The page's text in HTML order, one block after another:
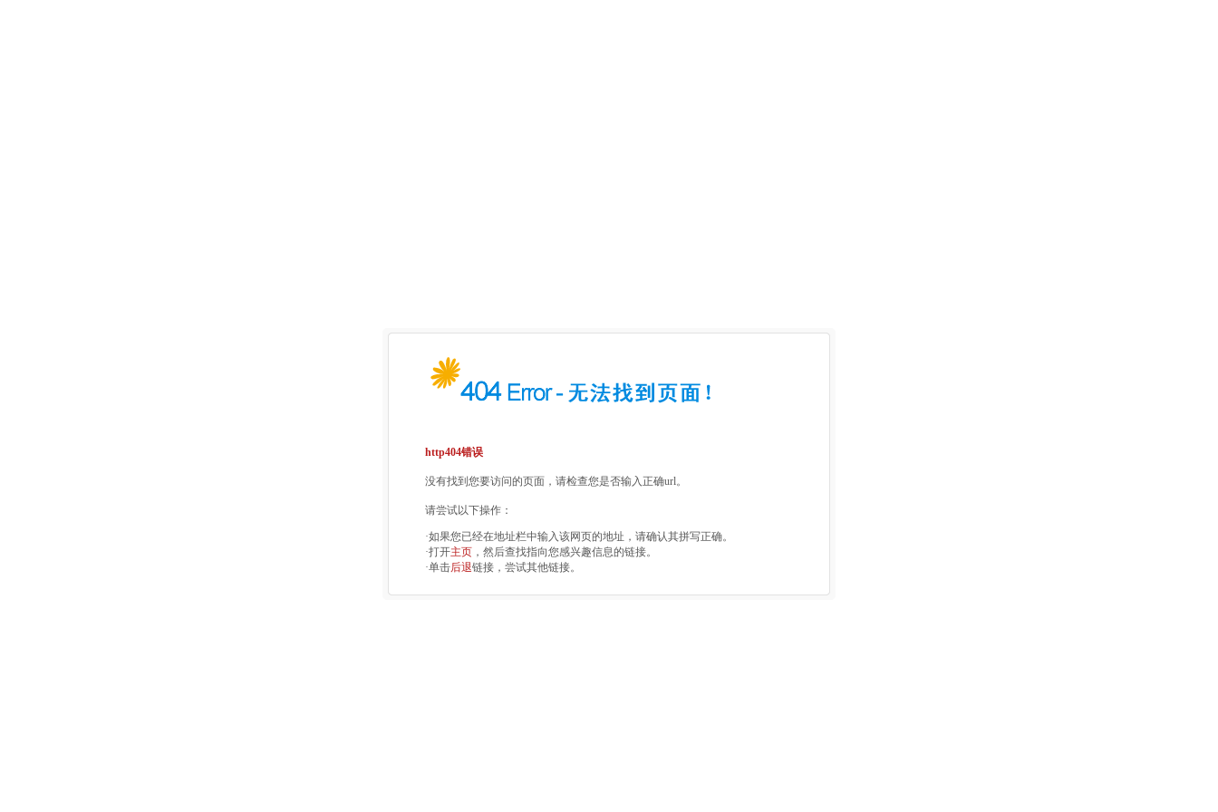
http404错误
没有找到您要访问的页面，请检查您是否输入正确url。
请尝试以下操作：
·如果您已经在地址栏中输入该网页的地址，请确认其拼写正确。
·打开主页 ，然后查找指向您感兴趣信息的链接。
·单击后退链接，尝试其他链接。